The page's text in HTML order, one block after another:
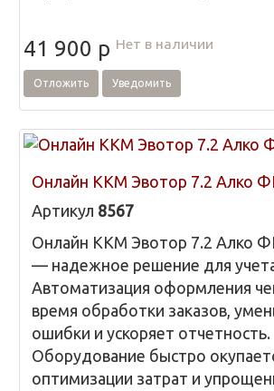
41 900 p Нет в наличии
Отложить Уведомить
Онлайн ККМ Эвотор 7.2 Алко
Артикул 8567
Онлайн ККМ Эвотор 7.2 Алко
— надежное решение для
Автоматизация оформления
время обработки заказов,
ошибки и ускоряет отчетность.
Оборудование быстро
оптимизации затрат и